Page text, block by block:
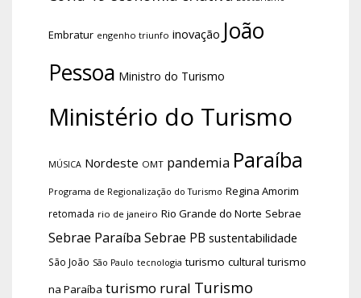
Embratur engenho triunfo inovação João
Pessoa Ministro do Turismo
Ministério do Turismo
MÚSICA Nordeste OMT pandemia Paraíba
Programa de Regionalização do Turismo Regina Amorim
retomada rio de janeiro Rio Grande do Norte Sebrae
Sebrae Paraíba Sebrae PB sustentabilidade
São João São Paulo tecnologia turismo cultural turismo
na Paraíba turismo rural Turismo